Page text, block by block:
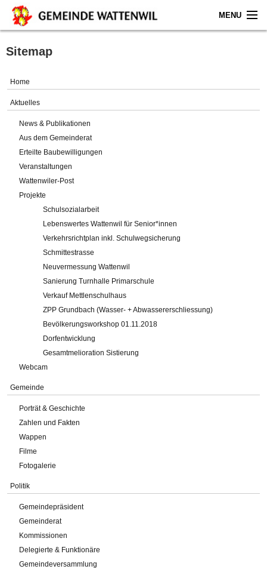
MENU
Home
Gemeinde
Verwaltung
Online-Service
Impressum
Sitemap
Home
Aktuelles
News & Publikationen
Aus dem Gemeinderat
Erteilte Baubewilligungen
Veranstaltungen
Wattenwiler-Post
Projekte
Schulsozialarbeit
Lebenswertes Wattenwil für Senior*innen
Verkehrsrichtplan inkl. Schulwegsicherung
Schmittestrasse
Neuvermessung Wattenwil
Sanierung Turnhalle Primarschule
Verkauf Mettlenschulhaus
ZPP Grundbach (Wasser- + Abwassererschliessung)
Bevölkerungsworkshop 01.11.2018
Dorfentwicklung
Gesamtmelioration Sistierung
Webcam
Gemeinde
Porträt & Geschichte
Zahlen und Fakten
Wappen
Filme
Fotogalerie
Politik
Gemeindepräsident
Gemeinderat
Kommissionen
Delegierte & Funktionäre
Gemeindeversammlung